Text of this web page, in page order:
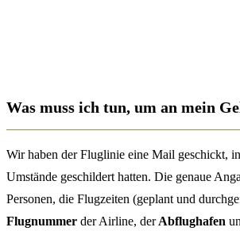
Was muss ich tun, um an mein
Wir haben der Fluglinie eine Mail geschickt,
Umstände geschildert hatten. Die genaue
Personen, die Flugzeiten (geplant und
Flugnummer der Airline, derAbflughafen